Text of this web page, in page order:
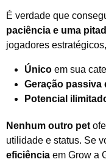
É verdade que
paciência e uma
jogadores
Único em sua
Geração passiva
Potencial
Nenhum outro pet
utilidade e status. Se
eficiência em Grow a